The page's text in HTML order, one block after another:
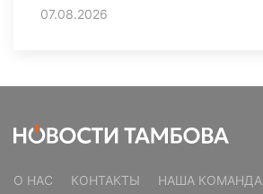
07.08.2026
О НАС КОНТАКТЫ НАША КОМАНДА